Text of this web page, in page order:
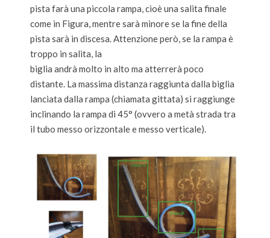
pista farà una piccola rampa, cioè una salita finale
come in Figura, mentre sarà minore se la fine della
pista sarà in discesa. Attenzione però, se la rampa è
troppo in salita, la
biglia andrà molto in alto ma atterrerà poco
distante. La massima distanza raggiunta dalla biglia
lanciata dalla rampa (chiamata gittata) si raggiunge
inclinando la rampa di 45° (ovvero a metà strada tra
il tubo messo orizzontale e messo verticale).